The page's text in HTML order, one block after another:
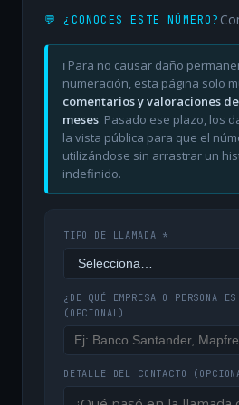
💬 ¿CONOCES ESTE NÚMERO?
ℹ️ Para no causar daño
numeración, esta página solo
comentarios y valoraciones
meses. Pasado ese plazo, los
la vista pública para que el
utilizándose sin arrastrar un
indefinido.
TIPO DE LLAMADA *
¿DE QUÉ EMPRESA O PERSONA ES
(OPCIONAL)
DETALLE DEL CONTACTO